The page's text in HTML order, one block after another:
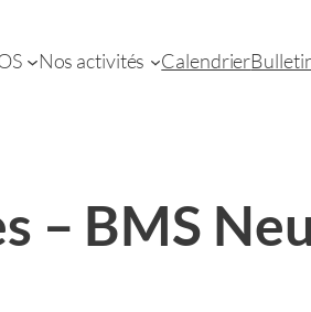
Nos activités Calendrier
– BMS